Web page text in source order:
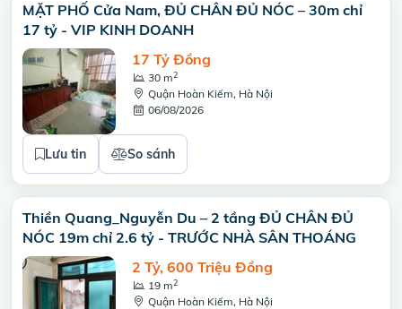
MẶT PHỐ Cửa Nam, ĐỦ CHÂN ĐỦ NÓC – 30m chỉ
17 tỷ - VIP KINH DOANH
17 Tỷ Đồng
30 m2
Quận Hoàn Kiếm, Hà Nội
06/08/2026
Lưu tin So sánh
Thiền Quang_Nguyễn Du – 2 tầng ĐỦ CHÂN ĐỦ
NÓC 19m chỉ 2.6 tỷ - TRƯỚC NHÀ SÂN THOÁNG
2 Tỷ, 600 Triệu Đồng
19 m2
Quận Hoàn Kiếm, Hà Nội